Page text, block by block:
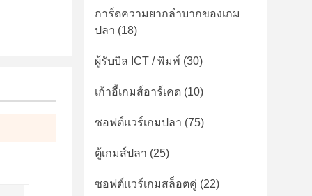
การ์ดความยากลําบากของเกม
ปลา (18)
ผู้รับบิล ICT / พิมพ์ (30)
เก้าอี้เกมส์อาร์เคด (10)
ซอฟต์แวร์เกมปลา (75)
ตู้เกมส์ปลา (25)
ซอฟต์แวร์เกมสล็อตคู่ (22)